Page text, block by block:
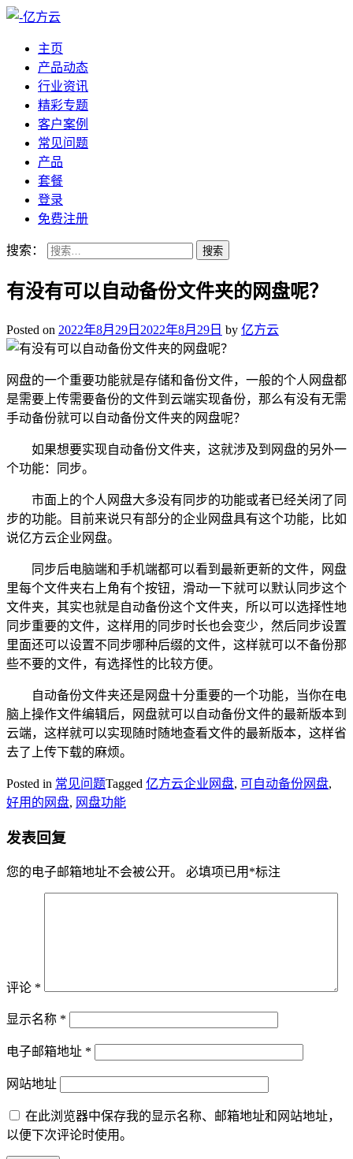
主页
产品动态
行业资讯
精彩专题
客户案例
常见问题
产品
套餐
登录
免费注册
搜索：
有没有可以自动备份文件夹的网盘呢？
Posted on 2022年8月29日 2022年8月29日 by 亿方云
网盘的一个重要功能就是存储和备份文件，一般的个人网盘都
是需要上传需要备份的文件到云端实现备份，那么有没有无需
手动备份就可以自动备份文件夹的网盘呢？
如果想要实现自动备份文件夹，这就涉及到网盘的另外一
个功能：同步。
市面上的个人网盘大多没有同步的功能或者已经关闭了同
步的功能。目前来说只有部分的企业网盘具有这个功能，比如
说亿方云企业网盘。
同步后电脑端和手机端都可以看到最新更新的文件，网盘
里每个文件夹右上角有个按钮，滑动一下就可以默认同步这个
文件夹，其实也就是自动备份这个文件夹，所以可以选择性地
同步重要的文件，这样用的同步时长也会变少，然后同步设置
里面还可以设置不同步哪种后缀的文件，这样就可以不备份那
些不要的文件，有选择性的比较方便。
自动备份文件夹还是网盘十分重要的一个功能，当你在电
脑上操作文件编辑后，网盘就可以自动备份文件的最新版本到
云端，这样就可以实现随时随地查看文件的最新版本，这样省
去了上传下载的麻烦。
Posted in 常见问题Tagged 亿方云企业网盘, 可自动备份网盘,
好用的网盘, 网盘功能
发表回复
您的电子邮箱地址不会被公开。 必填项已用 *标注
评论 *
显示名称 *
电子邮箱地址 *
网站地址
在此浏览器中保存我的显示名称、邮箱地址和网站地址，
以便下次评论时使用。